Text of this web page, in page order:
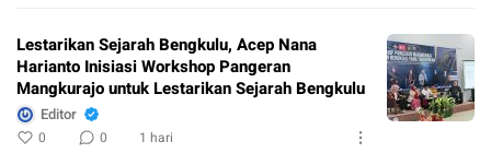
Lestarikan Sejarah Bengkulu, Acep Nana
Harianto Inisiasi Workshop Pangeran
Mangkurajo untuk Lestarikan Sejarah Bengkulu
Editor
0 0 1 hari